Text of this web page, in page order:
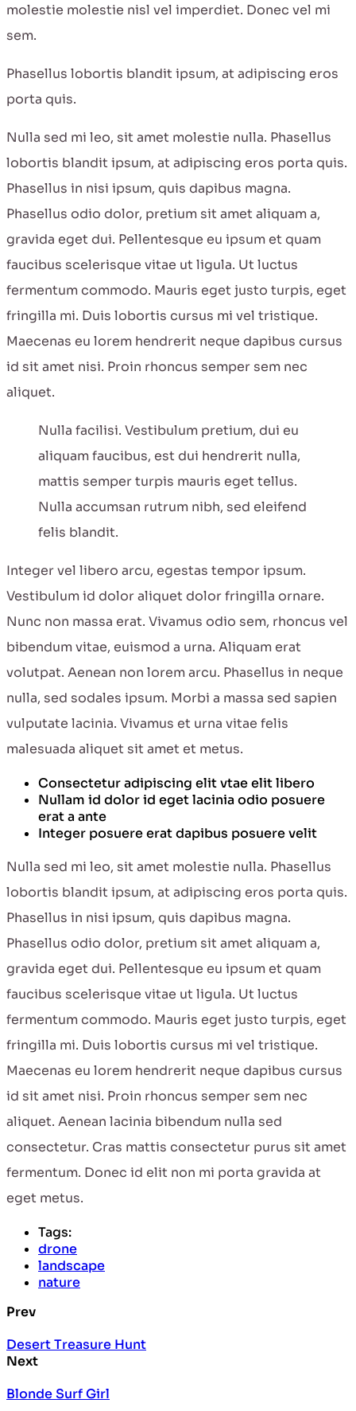
molestie molestie nisl vel imperdiet. Donec vel mi
sem.
Phasellus lobortis blandit ipsum, at adipiscing eros
porta quis.
Nulla sed mi leo, sit amet molestie nulla. Phasellus
lobortis blandit ipsum, at adipiscing eros porta quis.
Phasellus in nisi ipsum, quis dapibus magna.
Phasellus odio dolor, pretium sit amet aliquam a,
gravida eget dui. Pellentesque eu ipsum et quam
faucibus scelerisque vitae ut ligula. Ut luctus
fermentum commodo. Mauris eget justo turpis, eget
fringilla mi. Duis lobortis cursus mi vel tristique.
Maecenas eu lorem hendrerit neque dapibus cursus
id sit amet nisi. Proin rhoncus semper sem nec
aliquet.
Nulla facilisi. Vestibulum pretium, dui eu
aliquam faucibus, est dui hendrerit nulla,
mattis semper turpis mauris eget tellus.
Nulla accumsan rutrum nibh, sed eleifend
felis blandit.
Integer vel libero arcu, egestas tempor ipsum.
Vestibulum id dolor aliquet dolor fringilla ornare.
Nunc non massa erat. Vivamus odio sem, rhoncus vel
bibendum vitae, euismod a urna. Aliquam erat
volutpat. Aenean non lorem arcu. Phasellus in neque
nulla, sed sodales ipsum. Morbi a massa sed sapien
vulputate lacinia. Vivamus et urna vitae felis
malesuada aliquet sit amet et metus.
Consectetur adipiscing elit vtae elit libero
Nullam id dolor id eget lacinia odio posuere
erat a ante
Integer posuere erat dapibus posuere velit
Nulla sed mi leo, sit amet molestie nulla. Phasellus
lobortis blandit ipsum, at adipiscing eros porta quis.
Phasellus in nisi ipsum, quis dapibus magna.
Phasellus odio dolor, pretium sit amet aliquam a,
gravida eget dui. Pellentesque eu ipsum et quam
faucibus scelerisque vitae ut ligula. Ut luctus
fermentum commodo. Mauris eget justo turpis, eget
fringilla mi. Duis lobortis cursus mi vel tristique.
Maecenas eu lorem hendrerit neque dapibus cursus
id sit amet nisi. Proin rhoncus semper sem nec
aliquet. Aenean lacinia bibendum nulla sed
consectetur. Cras mattis consectetur purus sit amet
fermentum. Donec id elit non mi porta gravida at
eget metus.
Tags:
drone
landscape
nature
Prev
Desert Treasure Hunt
Next
Blonde Surf Girl